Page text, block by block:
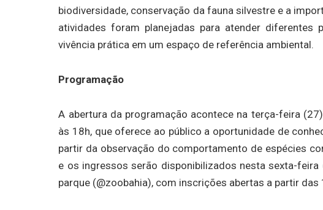
biodiversidade, conservação da fauna silvestre e a
atividades foram planejadas para atender diferentes
vivência prática em um espaço de referência ambiental.
Programação
A abertura da programação acontece na terça-feira
às 18h, que oferece ao público a oportunidade de
partir da observação do comportamento de espécies
e os ingressos serão disponibilizados nesta sexta-
parque (@zoobahia), com inscrições abertas a partir das